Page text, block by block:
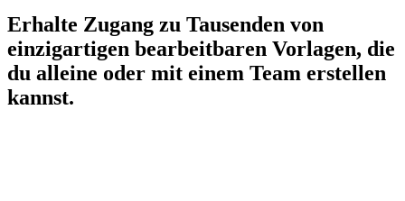
Erhalte Zugang zu Tausenden von
einzigartigen bearbeitbaren Vorlagen, die
du alleine oder mit einem Team erstellen
kannst.